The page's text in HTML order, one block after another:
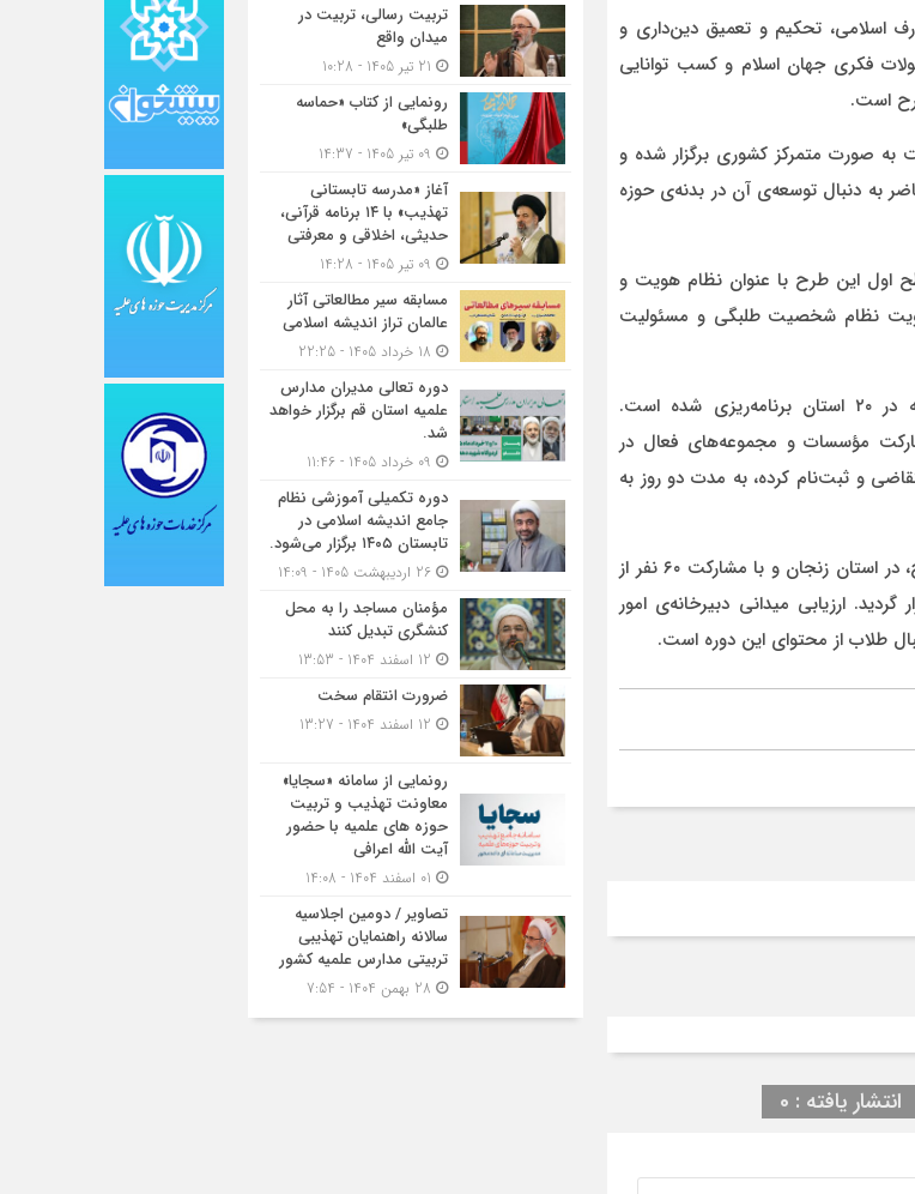
اسلامی، تحکیم و تعمیق دین‌داری و
فکری جهان اسلام و کسب توانایی
است.
به صورت متمرکز کشوری برگزار شده و
به دنبال توسعه‌ی آن در بدنه‌ی حوزه
اول این طرح با عنوان نظام هویت و
نظام شخصیت طلبگی و مسئولیت
حجت‌الاسلام نجفی اضافه کرد: امسال با درخواست استان‌ها برای ۹۰۰ طلبه در ۲۰ استان برنامه‌ریزی شده است.
مؤسسات و مجموعه‌های فعال در
و ثبت‌نام کرده، به مدت دو روز به
این استاد حوزه علمیه گفت: به حول و قوه‌ی الهی اولین دوره‌ی استانی این طرح، در استان زنجان و با مشارکت ۶۰ نفر از
ارزیابی میدانی دبیرخانه‌ی امور
طلاب از محتوای این دوره است.
انتشار یافته : 0
تربیت رسالی، تربیت در
میدان واقع
رونمایی از کتاب «حماسه
طلبگی»
آغاز «مدرسه تابستانی
تهذیب» با ۱۴ برنامه قرآنی،
حدیثی، اخلاقی و معرفتی
مسابقه سیر مطالعاتی آثار
عالمان تراز اندیشه اسلامی
دوره تعالی مدیران مدارس
علمیه استان قم برگزار خواهد
شد.
دوره تکمیلی آموزشی نظام
جامع اندیشه اسلامی در
تابستان ۱۴۰۵ برگزار می‌شود.
مؤمنان مساجد را به محل
کنشگری تبدیل کنند
ضرورت انتقام سخت
رونمایی از سامانه «سجایا»
معاونت تهذیب و تربیت
حوزه‌ های علمیه با حضور
آیت الله اعرافی
تصاویر / دومین اجلاسیه
سالانه راهنمایان تهذیبی
تربیتی مدارس علمیه کشور